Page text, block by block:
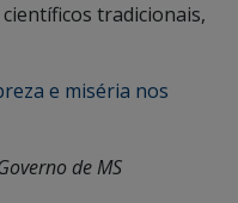
tradicionais,
e miséria nos
de MS